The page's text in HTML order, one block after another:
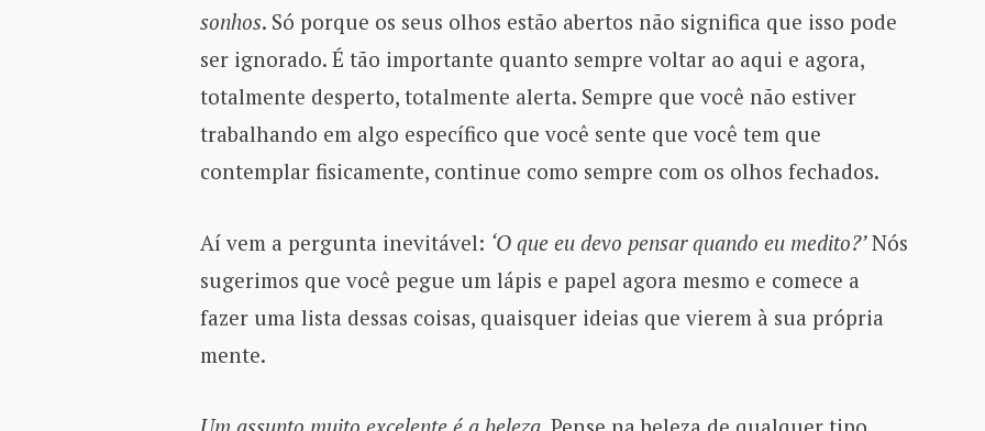
sonhos. Só porque os seus olhos estão abertos não significa que isso pode
ser ignorado. É tão importante quanto sempre voltar ao aqui e agora,
totalmente desperto, totalmente alerta. Sempre que você não estiver
trabalhando em algo específico que você sente que você tem que
contemplar fisicamente, continue como sempre com os olhos fechados.
Aí vem a pergunta inevitável: ‘O que eu devo pensar quando eu medito?’Nós
sugerimos que você pegue um lápis e papel agora mesmo e comece a
fazer uma lista dessas coisas, quaisquer ideias que vierem à sua própria
mente.